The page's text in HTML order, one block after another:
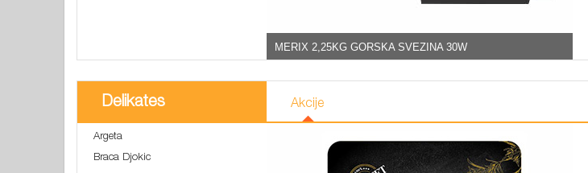
MERIX 2,25KG GORSKA SVEZINA 30W
Delikates Akcije
Argeta
Braca Djokic